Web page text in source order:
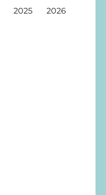
2025 2026